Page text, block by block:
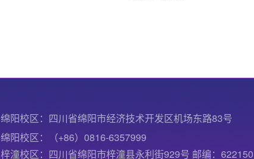
绵阳校区：四川省绵阳市经济技术开发区机场东路83号
绵阳校区：（+86）0816-6357999
梓潼校区：四川省绵阳市梓潼县永利街929号 邮编：622150